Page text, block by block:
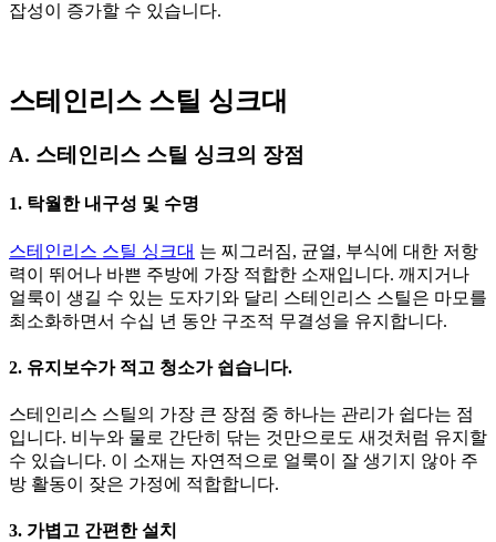
잡성이 증가할 수 있습니다.
스테인리스 스틸 싱크대
A. 스테인리스 스틸 싱크의 장점
1. 탁월한 내구성 및 수명
스테인리스 스틸 싱크대 는 찌그러짐, 균열, 부식에 대한 저항
력이 뛰어나 바쁜 주방에 가장 적합한 소재입니다. 깨지거나
얼룩이 생길 수 있는 도자기와 달리 스테인리스 스틸은 마모를
최소화하면서 수십 년 동안 구조적 무결성을 유지합니다.
2. 유지보수가 적고 청소가 쉽습니다.
스테인리스 스틸의 가장 큰 장점 중 하나는 관리가 쉽다는 점
입니다. 비누와 물로 간단히 닦는 것만으로도 새것처럼 유지할
수 있습니다. 이 소재는 자연적으로 얼룩이 잘 생기지 않아 주
방 활동이 잦은 가정에 적합합니다.
3. 가볍고 간편한 설치